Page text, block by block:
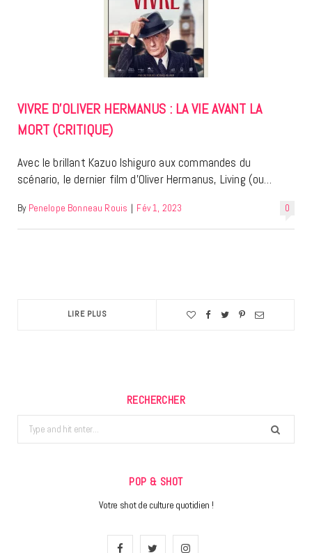
VIVRE D’OLIVER HERMANUS : LA VIE AVANT LA
MORT (CRITIQUE)
Avec le brillant Kazuo Ishiguro aux commandes du
scénario, le dernier film d’Oliver Hermanus, Living (ou…
0
By Penelope Bonneau Rouis | Fév 1, 2023
LIRE PLUS
RECHERCHER
Search
for:
POP & SHOT
Votre shot de culture quotidien !
F
I